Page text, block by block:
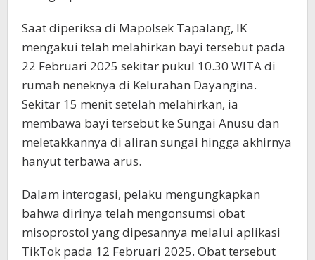
Saat diperiksa di Mapolsek Tapalang, IK
mengakui telah melahirkan bayi tersebut pada
22 Februari 2025 sekitar pukul 10.30 WITA di
rumah neneknya di Kelurahan Dayangina.
Sekitar 15 menit setelah melahirkan, ia
membawa bayi tersebut ke Sungai Anusu dan
meletakkannya di aliran sungai hingga akhirnya
hanyut terbawa arus.
Dalam interogasi, pelaku mengungkapkan
bahwa dirinya telah mengonsumsi obat
misoprostol yang dipesannya melalui aplikasi
TikTok pada 12 Februari 2025. Obat tersebut